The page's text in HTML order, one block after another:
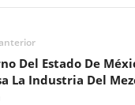
Del Estado De
La Industria Del